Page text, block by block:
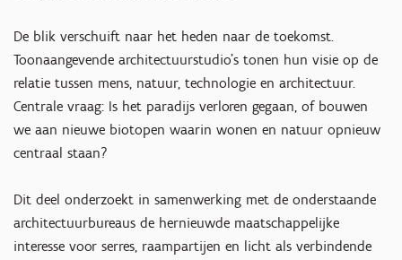
De blik verschuift naar het heden naar de toekomst.
Toonaangevende architectuurstudio’s tonen hun visie op de
relatie tussen mens, natuur, technologie en architectuur.
Centrale vraag: Is het paradijs verloren gegaan, of bouwen
we aan nieuwe biotopen waarin wonen en natuur opnieuw
centraal staan?
Dit deel onderzoekt in samenwerking met de onderstaande
architectuurbureaus de hernieuwde maatschappelijke
interesse voor serres, raampartijen en licht als verbindende